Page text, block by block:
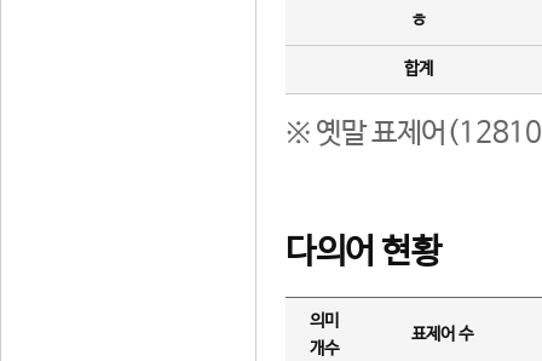
ㅎ
합계
※ 옛말 표제어(12810
다의어 현황
의미
개수
표제어 수